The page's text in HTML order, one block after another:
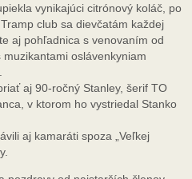
vynikajúci citrónový koláč, po
club sa dievčatám každej
aj pohľadnica s venovaním od
oslávenkyniam
aj 90-ročný Stanley, šerif TO
v ktorom ho vystriedal Stanko
aj kamaráti spoza „Veľkej